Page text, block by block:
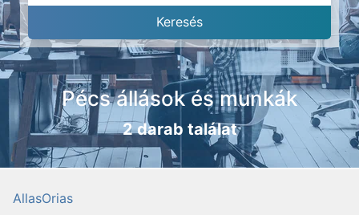
Pécs állások és munkák
2 darab találat
AllasOrias